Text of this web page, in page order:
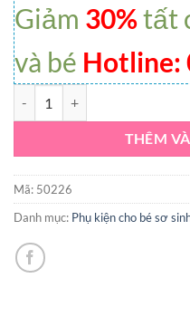
Giảm 30%tất
và bé Hotline:
THÊM
Mã: 50226
Danh mục: Phụ kiện cho bé sơ